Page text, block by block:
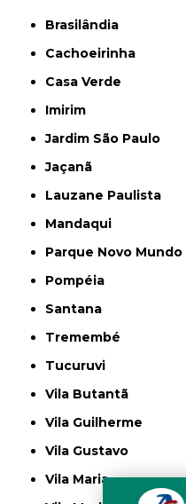
Brasilândia
Cachoeirinha
Casa Verde
Imirim
Jardim São Paulo
Jaçanã
Lauzane Paulista
Mandaqui
Parque Novo Mundo
Pompéia
Santana
Tremembé
Tucuruvi
Vila Butantã
Vila Guilherme
Vila Gustavo
Vila Maria